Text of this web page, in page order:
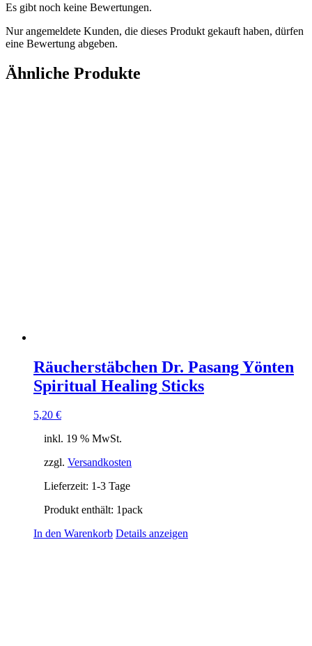
Es gibt noch keine Bewertungen.
Nur angemeldete Kunden, die dieses Produkt gekauft haben, dürfen
eine Bewertung abgeben.
Ähnliche Produkte
Räucherstäbchen Dr. Pasang Yönten
Spiritual Healing Sticks
5,20 €
inkl. 19 % MwSt.
zzgl. Versandkosten
Lieferzeit: 1-3 Tage
Produkt enthält: 1pack
In den Warenkorb Details anzeigen